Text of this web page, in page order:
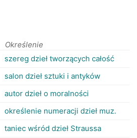
Określenie
szereg dzieł tworzących całość
salon dzieł sztuki i antyków
autor dzieł o moralności
określenie numeracji dzieł muz.
taniec wśród dzieł Straussa